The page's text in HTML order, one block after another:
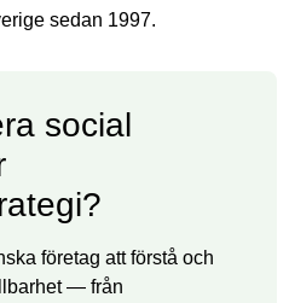
sedan 1997.
social
företag att förstå och
— från